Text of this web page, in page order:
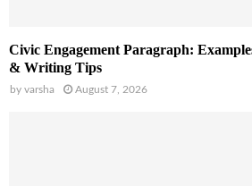
Civic Engagement Paragraph:
& Writing Tips
by varsha August 7, 2026